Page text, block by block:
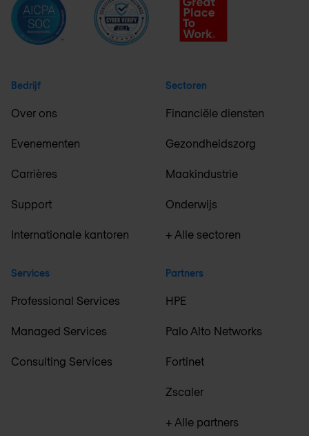
Bedrijf
Over ons
Evenementen
Carrières
Support
Internationale kantoren
Services
Professional Services
Managed Services
Consulting Services
Sectoren
Financiële diensten
Gezondheidszorg
Maakindustrie
Onderwijs
+ Alle sectoren
Partners
HPE
Palo Alto Networks
Fortinet
Zscaler
+ Alle partners